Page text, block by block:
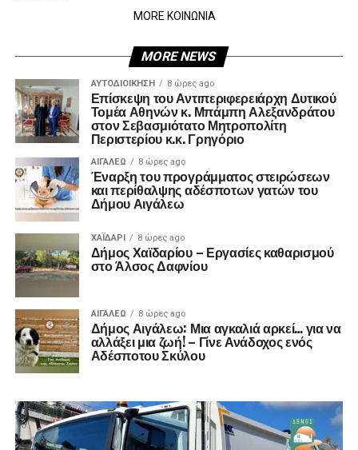
MORE ΚΟΙΝΩΝΙΑ
MORE NEWS
ΑΥΤΟΔΙΟΊΚΗΣΗ 8 ώρες ago
Επίσκεψη του Αντιπεριφερειάρχη Δυτικού
Τομέα Αθηνών κ. Μπάμπη Αλεξανδράτου
στον Σεβασμιότατο Μητροπολίτη
Περιστερίου κ.κ. Γρηγόριο
ΑΙΓΑΛΕΩ 8 ώρες ago
Έναρξη του προγράμματος στειρώσεων
και περίθαλψης αδέσποτων γατών του
Δήμου Αιγάλεω
ΧΑΪΔΑΡΙ 8 ώρες ago
Δήμος Χαϊδαρίου – Εργασίες καθαρισμού
στο Άλσος Δαφνίου
ΑΙΓΑΛΕΩ 8 ώρες ago
Δήμος Αιγάλεω: Μια αγκαλιά αρκεί… για να
αλλάξει μια ζωή! – Γίνε Ανάδοχος ενός
Αδέσποτου Σκύλου